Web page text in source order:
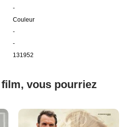
-
Couleur
-
-
131952
vous pourriez